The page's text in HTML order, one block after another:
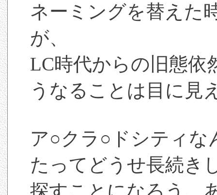
ネーミングを替えた
が、
LC時代からの旧態依
うなることは目に見
ア○クラ○ドシティな
たってどうせ長続き
探すことになろう。